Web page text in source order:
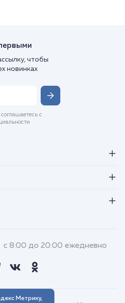
чтобы
новинках
с
с 8:00 до 20:00 ежедневно
Метрику,